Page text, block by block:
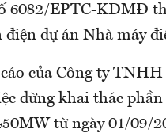
6082/EPTC-KDMĐ
điện dự án Nhà máy
của Công ty
dừng khai thác
từ ngày 01/09/